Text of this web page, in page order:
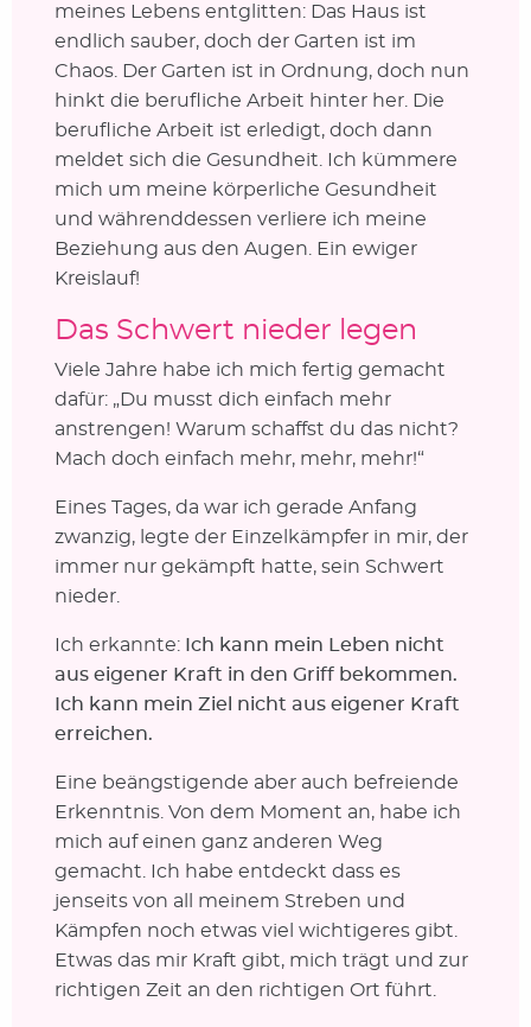
meines Lebens entglitten: Das Haus ist
endlich sauber, doch der Garten ist im
Chaos. Der Garten ist in Ordnung, doch nun
hinkt die berufliche Arbeit hinter her. Die
berufliche Arbeit ist erledigt, doch dann
meldet sich die Gesundheit. Ich kümmere
mich um meine körperliche Gesundheit
und währenddessen verliere ich meine
Beziehung aus den Augen. Ein ewiger
Kreislauf!
Das Schwert nieder legen
Viele Jahre habe ich mich fertig gemacht
dafür: „Du musst dich einfach mehr
anstrengen! Warum schaffst du das nicht?
Mach doch einfach mehr, mehr, mehr!“
Eines Tages, da war ich gerade Anfang
zwanzig, legte der Einzelkämpfer in mir, der
immer nur gekämpft hatte, sein Schwert
nieder.
Ich erkannte: Ich kann mein Leben nicht
aus eigener Kraft in den Griff bekommen.
Ich kann mein Ziel nicht aus eigener Kraft
erreichen.
Eine beängstigende aber auch befreiende
Erkenntnis. Von dem Moment an, habe ich
mich auf einen ganz anderen Weg
gemacht. Ich habe entdeckt dass es
jenseits von all meinem Streben und
Kämpfen noch etwas viel wichtigeres gibt.
Etwas das mir Kraft gibt, mich trägt und zur
richtigen Zeit an den richtigen Ort führt.